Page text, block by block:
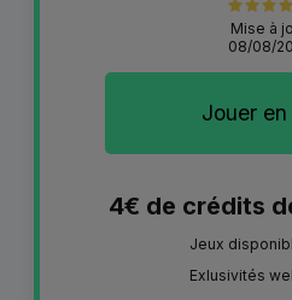
Mise à
08/08/
Jouer
4€ de crédits
Jeux
Exlusivités